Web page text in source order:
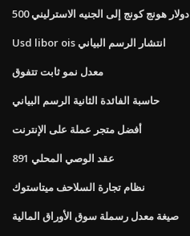
500 دولار هونج كونج إلى الجنيه الاسترليني
Usd libor ois انتشار الرسم البياني
معدل نمو ثابت تتفوق
حاسبة الفائدة الثانية الرسم البياني
أفضل متجر عملة على الإنترنت
891 عقد الوصي المحلي
نظام تجارة السلاحف ميتاستوك
صيغة معدل رسملة سوق الأوراق المالية